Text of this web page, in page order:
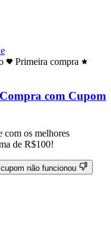
Primeira compra
com Cupom
com os melhores
de R$100!
não funcionou